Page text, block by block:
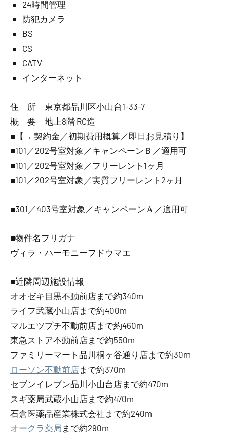
24時間管理
防犯カメラ
BS
CS
CATV
インターネット
住 所 東京都品川区小山台1-33-7
概 要 地上8階 RC造
■【→ 契約金／初期費用概算／即日お見積り】
■101／202号室対象／キャンペーンＢ／適用可
■101／202号室対象／フリーレント1ヶ月
■101／202号室対象／実質フリーレント2ヶ月
■301／403号室対象／キャンペーンＡ／適用可
■物件名フリガナ
ヴィラ・ハーモニーフドウマエ
■近隣周辺施設情報
オオゼキ目黒不動前店まで約340m
ライフ武蔵小山店まで約400m
マルエツプチ不動前店まで約460m
東急ストア不動前店まで約550m
ファミリーマート品川桐ヶ谷通り店まで約30m
ローソン不動前店まで約370m
セブンイレブン品川小山台店まで約470m
スギ薬局武蔵小山店まで約470m
石倉医薬品産業株式会社まで約240m
オークラ薬局 まで約290m